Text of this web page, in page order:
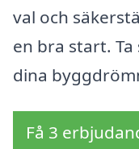
val och
en bra start.
dina
Få 3